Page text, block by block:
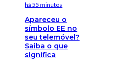
há 55 minutos
Apareceu o
símbolo EE no
seu telemóvel?
Saiba o que
significa